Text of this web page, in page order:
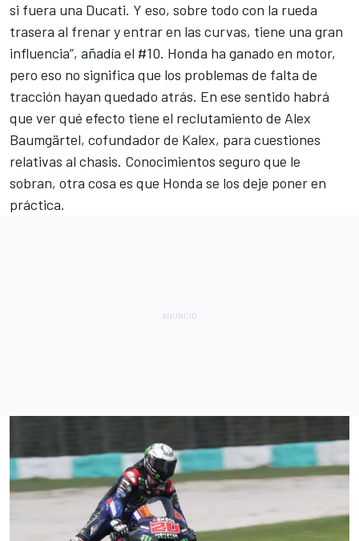
si fuera una Ducati. Y eso, sobre todo con la rueda
trasera al frenar y entrar en las curvas, tiene una gran
influencia”, añadía el #10. Honda ha ganado en motor,
pero eso no significa que los problemas de falta de
tracción hayan quedado atrás. En ese sentido habrá
que ver qué efecto tiene el reclutamiento de Alex
Baumgärtel, cofundador de Kalex, para cuestiones
relativas al chasis. Conocimientos seguro que le
sobran, otra cosa es que Honda se los deje poner en
práctica.